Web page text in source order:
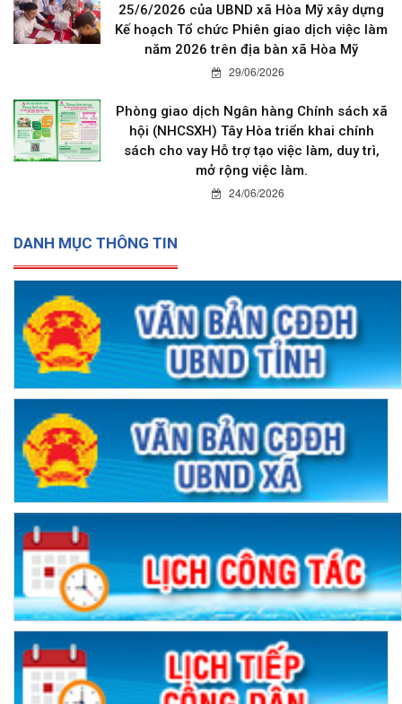
25/6/2026 của UBND xã Hòa Mỹ xây dựng
Kế hoạch Tổ chức Phiên giao dịch việc làm
năm 2026 trên địa bàn xã Hòa Mỹ
29/06/2026
Phòng giao dịch Ngân hàng Chính sách xã
hội (NHCSXH) Tây Hòa triển khai chính
sách cho vay Hỗ trợ tạo việc làm, duy trì,
mở rộng việc làm.
24/06/2026
DANH MỤC THÔNG TIN